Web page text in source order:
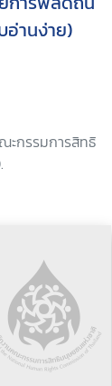
อ่านง่าย)
ะกรรมการสิทธิ